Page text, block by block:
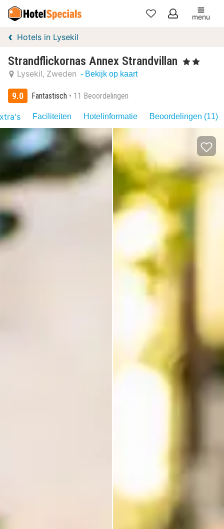
Mijn
menu
Hotels in Lysekil
Strandflickornas Annex Strandvillan , 2 Sterren
Lysekil Zweden - Bekijk op kaart
9.0 Fantastisch 11 Beoordelingen
Faciliteiten Hotelinformatie Beoordelingen (11)